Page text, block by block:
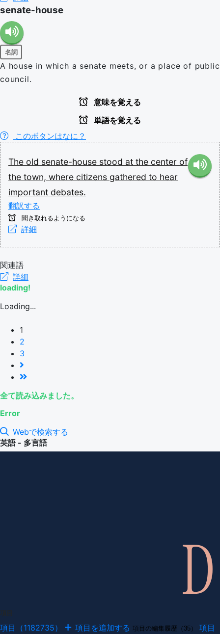
senate-house
名詞
A house in which a senate meets, or a place of public
council.
意味を覚える
単語を覚える
このボタンはなに？
The old senate-house stood at the center of
the town, where citizens gathered to hear
important debates.
翻訳する
聞き取れるようになる
詳細
関連語
詳細
loading!
Loading...
1
2
3
全て読み込みました。
Error
Webで検索する
英語 - 多言語
項目（1182735） 項目を追加する 項目の編集履歴（35）
項目